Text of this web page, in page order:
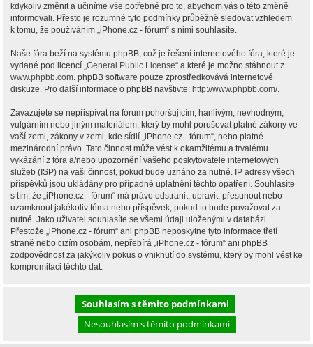
kdykoliv změnit a učiníme vše potřebné pro to, abychom vás o této změně
informovali. Přesto je rozumné tyto podmínky průběžně sledovat vzhledem
k tomu, že používáním „iPhone.cz - fórum“ s nimi souhlasíte.
Naše fóra beží na systému phpBB, což je řešení internetového fóra, které je
vydané pod licencí „General Public License“ a které je možno stáhnout z
www.phpbb.com. phpBB software pouze zprostředkovává internetové
diskuze. Pro další informace o phpBB navštivte: http://www.phpbb.com/.
Zavazujete se nepřispívat na fórum pohoršujícím, hanlivým, nevhodným,
vulgárním nebo jiným materiálem, který by mohl porušovat platné zákony ve
vaší zemi, zákony v zemi, kde sídlí „iPhone.cz - fórum“, nebo platné
mezinárodní právo. Tato činnost může vést k okamžitému a trvalému
vykázání z fóra a/nebo upozornění vašeho poskytovatele internetových
služeb (ISP) na vaši činnost, pokud bude uznáno za nutné. IP adresy všech
příspěvků jsou ukládány pro případné uplatnění těchto opatření. Souhlasíte
s tím, že „iPhone.cz - fórum“ má právo odstranit, upravit, přesunout nebo
uzamknout jakékoliv téma nebo příspěvek, pokud to bude považovat za
nutné. Jako uživatel souhlasíte se všemi údaji uloženými v databázi.
Přestože „iPhone.cz - fórum“ ani phpBB neposkytne tyto informace třetí
straně nebo cizím osobám, nepřebírá „iPhone.cz - fórum“ ani phpBB
zodpovědnost za jakýkoliv pokus o vniknutí do systému, který by mohl vést ke
kompromitaci těchto dat.